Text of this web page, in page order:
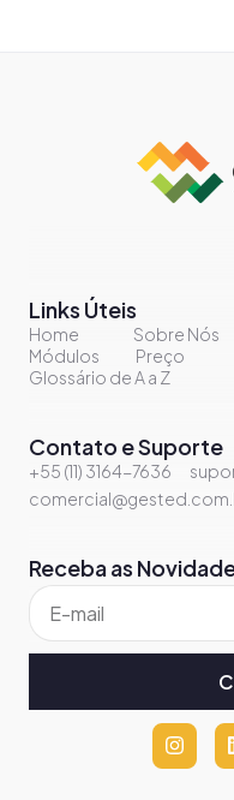
Receba as
Links Úteis
Home
Sobre Nós
Módulos
Preço
Glossário de A a Z
Contato e Suporte
+55 (11) 3164-7636